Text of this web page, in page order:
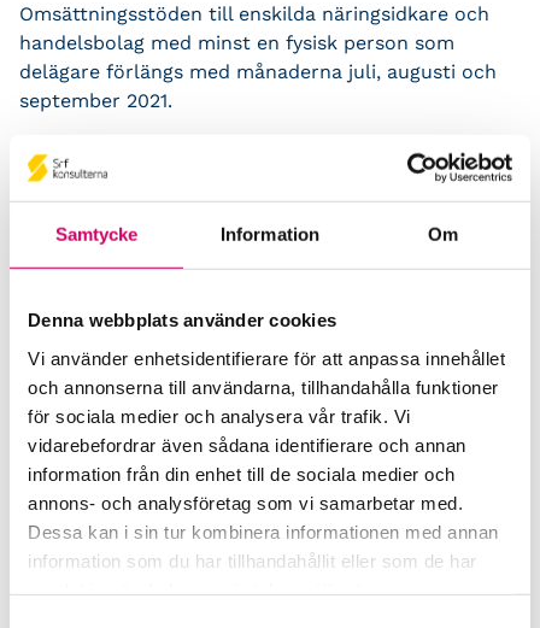
Samtycke Information Om
Denna webbplats använder cookies
Vi använder enhetsidentifierare för att anpassa innehållet
och annonserna till användarna, tillhandahålla funktioner
för sociala medier och analysera vår trafik. Vi
vidarebefordrar även sådana identifierare och annan
information från din enhet till de sociala medier och
annons- och analysföretag som vi samarbetar med.
Dessa kan i sin tur kombinera informationen med annan
information som du har tillhandahållit eller som de har
Omsättningsstöden till enskilda näringsidkare och
handelsbolag med minst en fysisk person som
delägare förlängs med månaderna juli, augusti och
september 2021.
Läs mer
← Föregående 1 … 334 335
336
Press och opinion
Branschen i siffror
Framtidsutsikter i redovisningsbranschen